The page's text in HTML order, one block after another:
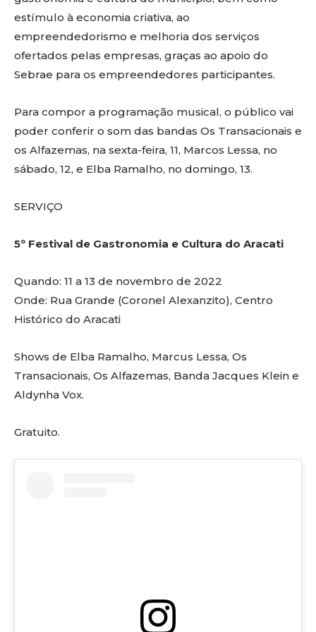
estímulo à economia criativa, ao
empreendedorismo e melhoria dos serviços
ofertados pelas empresas, graças ao apoio do
Sebrae para os empreendedores participantes.
Para compor a programação musical, o público vai
poder conferir o som das bandas Os Transacionais e
os Alfazemas, na sexta-feira, 11, Marcos Lessa, no
sábado, 12, e Elba Ramalho, no domingo, 13.
SERVIÇO
5º Festival de Gastronomia e Cultura do Aracati
Quando: 11 a 13 de novembro de 2022
Onde: Rua Grande (Coronel Alexanzito), Centro
Histórico do Aracati
Shows de Elba Ramalho, Marcus Lessa, Os
Transacionais, Os Alfazemas, Banda Jacques Klein e
Aldynha Vox.
Gratuito.